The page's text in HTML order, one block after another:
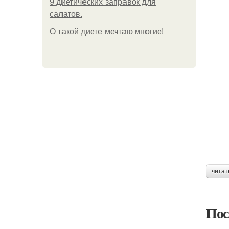
9 диетических заправок для
салатов.
О такой диете мечтаю многие!